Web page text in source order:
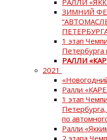
ЗИМНИЙ
1 этап
Петербурга
РАЛЛИ
2021
Ралли
1 этап
по
Ралли
2 этапа